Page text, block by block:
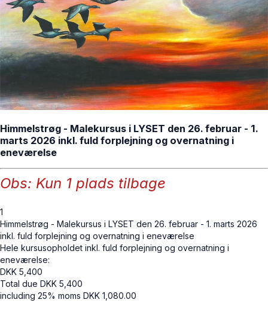
Himmelstrøg - Malekursus i LYSET den 26. februar - 1.
marts 2026 inkl. fuld forplejning og overnatning i
eneværelse
Obs: Kun 1 plads tilbage
1
Himmelstrøg - Malekursus i LYSET den 26. februar - 1. marts 2026
inkl. fuld forplejning og overnatning i eneværelse
Hele kursusopholdet inkl. fuld forplejning og overnatning i
eneværelse:
DKK 5,400
Total due DKK 5,400
including 25% moms DKK 1,080.00